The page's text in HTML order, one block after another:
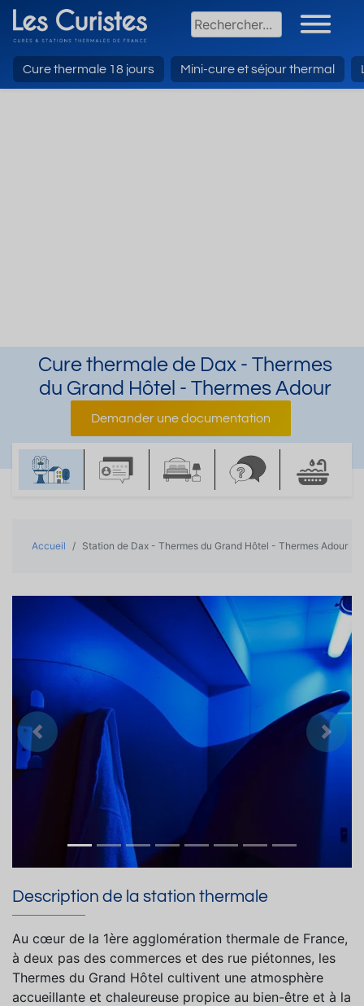
Cure thermale 18 jours Mini-cure et séjour thermal
Cure thermale de Dax - Thermes
du Grand Hôtel - Thermes Adour
Demander une documentation
Accueil Station de Dax - Thermes du Grand Hôtel - Thermes Adour
Précedent
Description de la station thermale
Au cœur de la 1ère agglomération thermale de France,
à deux pas des commerces et des rue piétonnes, les
Thermes du Grand Hôtel cultivent une atmosphère
accueillante et chaleureuse propice au bien-être et à la